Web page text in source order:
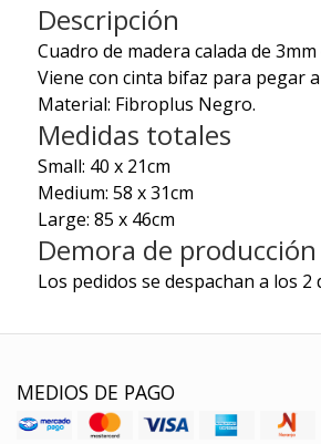
Descripción
Cuadro de madera calada de
Viene con cinta bifaz para pegar
Material: Fibroplus Negro.
Medidas totales
Small: 40 x 21cm
Medium: 58 x 31cm
Large: 85 x 46cm
Demora de producción
Los pedidos se despachan a los 2
MEDIOS DE PAGO